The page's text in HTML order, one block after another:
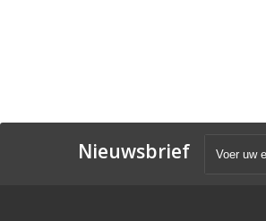
Nieuwsbrief